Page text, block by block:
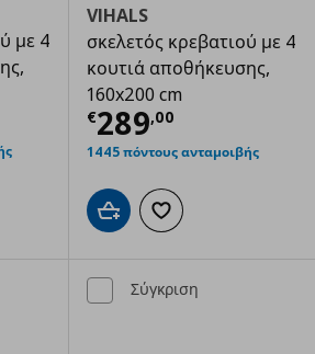
με 4
€ 269,00
αγαπημένα
VIHALS
σκελετός κρεβατιού με 4
κουτιά αποθήκευσης,
160x200 cm
€289,00
Τρέχουσα
1445 πόντους ανταμοιβής
Προσθήκη στο καλάθι
Προσθήκη στα
Σύγκριση